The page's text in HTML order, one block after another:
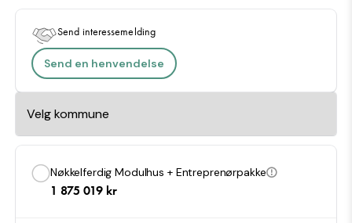
Send interessemelding
Send en henvendelse
Nøkkelferdig Modulhus + Entreprenørpakke
1 875 019 kr